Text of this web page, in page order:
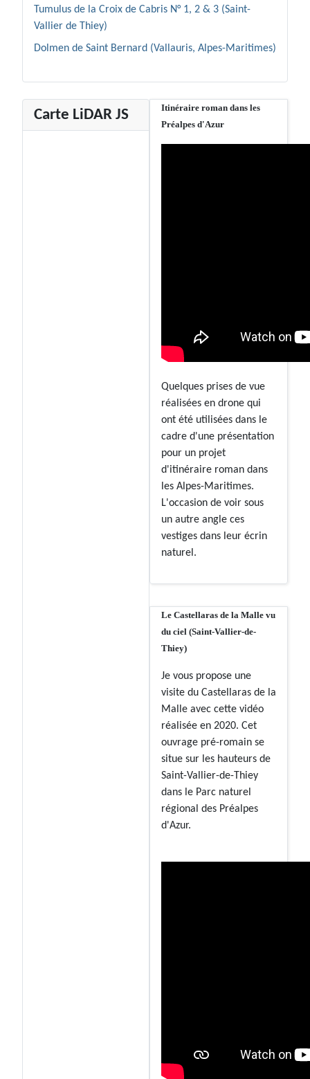
Tumulus de la Croix de Cabris N° 1, 2 & 3 (Saint-
Vallier de Thiey)
Dolmen de Saint Bernard (Vallauris, Alpes-Maritimes)
Carte LiDAR JS
Itinéraire roman dans les
Préalpes d'Azur
Quelques prises de vue
réalisées en drone qui
ont été utilisées dans le
cadre d'une présentation
pour un projet
d'itinéraire roman dans
les Alpes-Maritimes.
L'occasion de voir sous
un autre angle ces
vestiges dans leur écrin
naturel.
Le Castellaras de la Malle vu
du ciel (Saint-Vallier-de-
Thiey)
Je vous propose une
visite du Castellaras de la
Malle avec cette vidéo
réalisée en 2020. Cet
ouvrage pré-romain se
situe sur les hauteurs de
Saint-Vallier-de-Thiey
dans le Parc naturel
régional des Préalpes
d'Azur.